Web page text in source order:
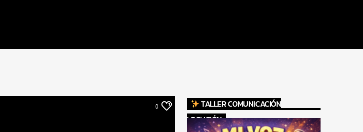
0
TALLER COMUNICACIÓN
LOCUCIÓN